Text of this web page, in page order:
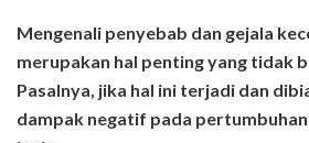
Mengenali penyebab dan gejala
merupakan hal penting yang tidak
Pasalnya, jika hal ini terjadi dan
dampak negatif pada